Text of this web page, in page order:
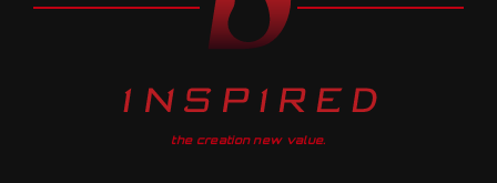
the creation new value.